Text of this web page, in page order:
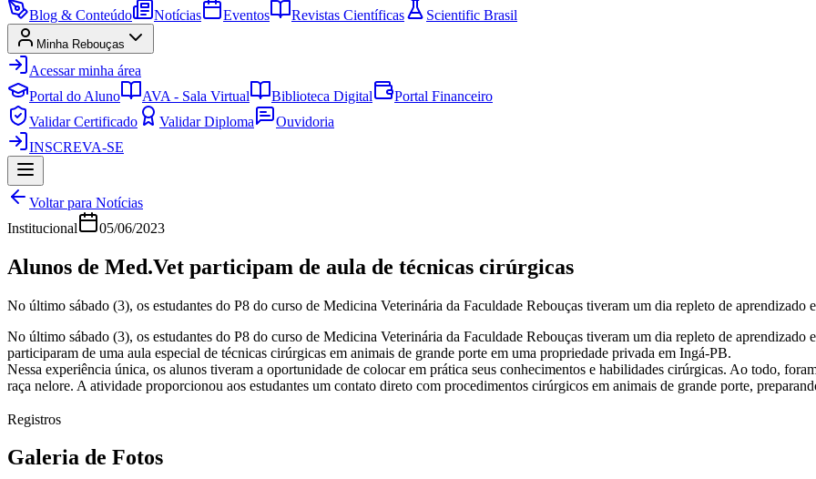
Blog & Conteúdo
Notícias Eventos Revistas Científicas Scientific Brasil
Minha Rebouças
Acessar minha área
Portal do Aluno
AVA - Sala Virtual Biblioteca Digital
Portal Financeiro
Validar Certificado
Validar Diploma
Ouvidoria
INSCREVA-SE
Voltar para Notícias
Institucional
05/06/2023
Alunos de Med.Vet participam de aula de técnicas cirúrgicas
No último sábado (3), os estudantes do P8 do curso de Medicina Veterinária da Faculdade Rebouças tiveram um dia repleto de aprendizado
No último sábado (3), os estudantes do P8 do curso de Medicina Veterinária da Faculdade Rebouças tiveram um dia repleto de
participaram de uma aula especial de técnicas cirúrgicas em animais de grande porte em uma propriedade privada em Ingá-PB.
Nessa experiência única, os alunos tiveram a oportunidade de colocar em prática seus conhecimentos e habilidades cirúrgicas. Ao todo,
raça nelore. A atividade proporcionou aos estudantes um contato direto com procedimentos cirúrgicos em animais de grande porte,
Registros
Galeria de Fotos